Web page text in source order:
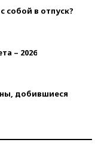
собой в отпуск?
– 2026
добившиеся